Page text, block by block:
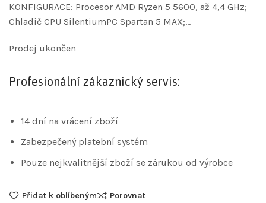
KONFIGURACE: Procesor AMD Ryzen 5 5600, až 4,4 GHz;
Chladič CPU SilentiumPC Spartan 5 MAX;…
Prodej ukončen
Profesionální zákaznický servis:
14 dní na vrácení zboží
Zabezpečený platební systém
Pouze nejkvalitnější zboží se zárukou od výrobce
Přidat k oblíbeným Porovnat